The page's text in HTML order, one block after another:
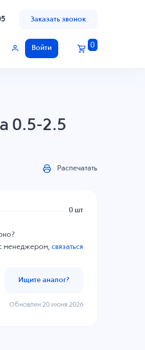
Заказать звонок
Войти 0
0.5-2.5
Распечатать
0 шт
с менеджером,связаться
Ищите аналог?
Обновлен 20 июня 2026